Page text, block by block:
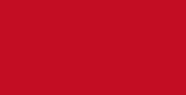
練常見問題Q1: 幾個月大的幼犬最適合開始訓
到家首日開始（約8-10週大）。3-16週是社會
制在5-10分鐘內。Q2: 幼犬如廁訓練需要多久
，發現不當啃咬時堅定說「不」，並引導至適
道可能變得敏感，導致糞便變軟或拉稀。如果
環境，貓咪的腸胃就可能跟著「鬧脾氣」。冬
墊、厚毯，避免冷風直吹。夏天補充水分，可
掉，容易讓貓咪腸胃受影響。重點提醒：換季
屋子的貓毛是不是很抓狂？別擔心！其實只要
照護方式，就能有效減少貓咪掉毛情況。從梳
和營養調整，這些小撇步不僅能幫助貓咪維持
方法1：勤勞梳毛養貓必備神器就是各種梳子
可以購買單價較低的入門款，觀察一下貓咪的
買「豪宅」！ 項目費用用品貓碗$300貓窩
砂盆$500貓抓板$300外出籠$1,000一次性養貓
的動物，可以準備一個專屬他的「寶座」，當